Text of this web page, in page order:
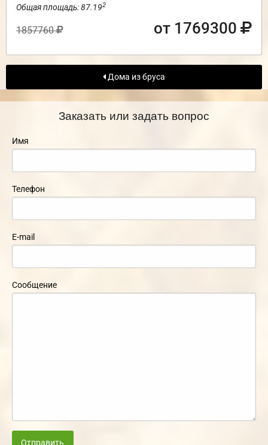
Общая площадь: 87.192
1857760 от 1769300
Дома из бруса
Заказать или задать вопрос
Имя
Телефон
E-mail
Сообщение
Отправить